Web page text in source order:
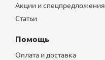
Акции и спецпредложения
Статьи
Помощь
Оплата и доставка